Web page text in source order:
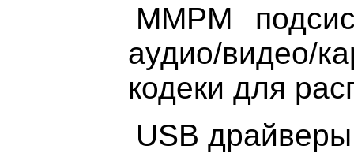
MMPM
аудио/видео/
кодеки для
USB